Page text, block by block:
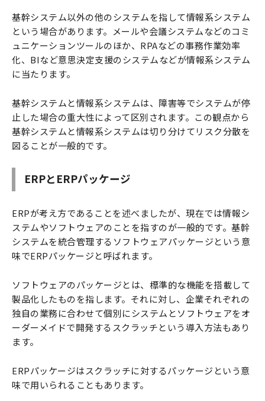
基幹システム以外の他のシステムを指して情報系システム
という場合があります。メールや会議システムなどのコミ
ュニケーションツールのほか、RPAなどの事務作業効率
化、BIなど意思決定支援のシステムなどが情報系システム
に当たります。
基幹システムと情報系システムは、障害等でシステムが停
止した場合の重大性によって区別されます。この観点から
基幹システムと情報系システムは切り分けてリスク分散を
図ることが一般的です。
ERPとERPパッケージ
ERPが考え方であることを述べましたが、現在では情報シ
ステムやソフトウェアのことを指すのが一般的です。基幹
システムを統合管理するソフトウェアパッケージという意
味でERPパッケージと呼ばれます。
ソフトウェアのパッケージとは、標準的な機能を搭載して
製品化したものを指します。それに対し、企業それぞれの
独自の業務に合わせて個別にシステムとソフトウェアをオ
ーダーメイドで開発するスクラッチという導入方法もあり
ます。
ERPパッケージはスクラッチに対するパッケージという意
味で用いられることもあります。